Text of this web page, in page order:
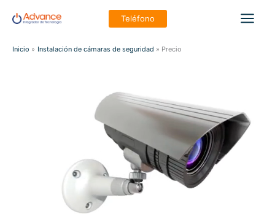
Teléfono
Inicio Instalación de cámaras de seguridad Precio